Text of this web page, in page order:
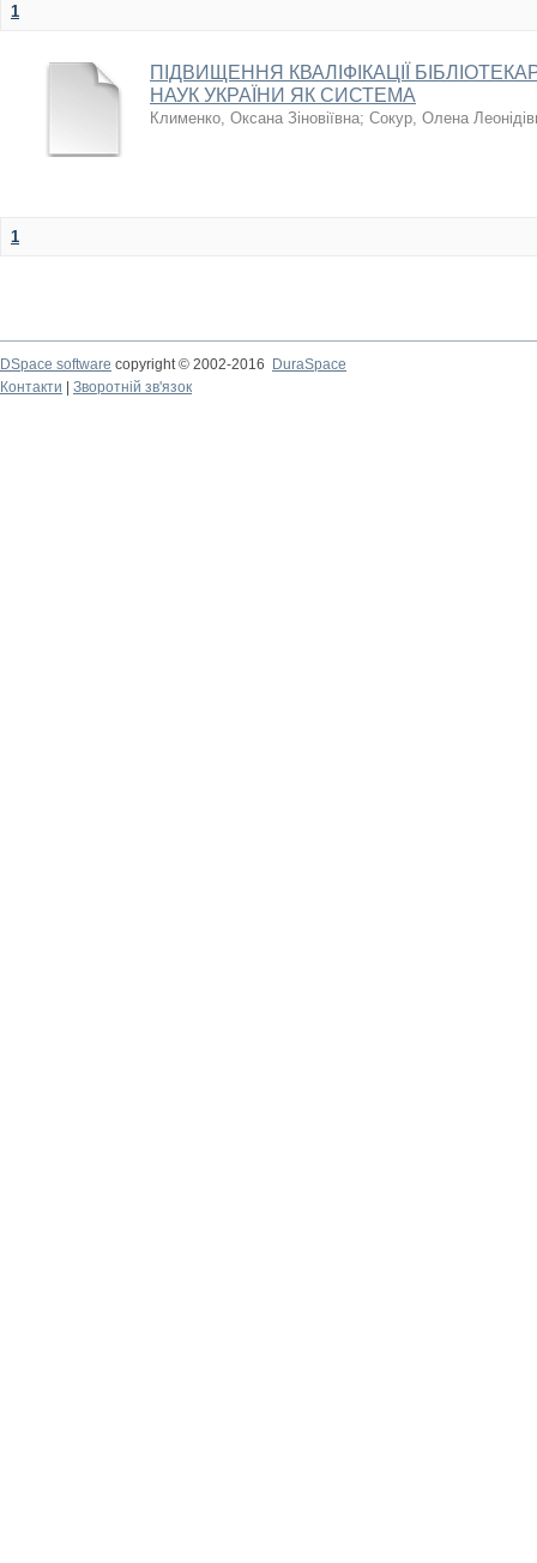
1
ПІДВИЩЕННЯ КВАЛІФІКАЦІЇ
НАУК УКРАЇНИ ЯК СИСТЕМА
Клименко, Оксана Зіновіївна; Сокур, Олена
1
DSpace software copyright © 2002-2016
DuraSpace
Контакти
Зворотній зв'язок